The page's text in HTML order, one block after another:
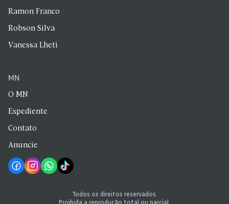
Ramon Franco
Robson Silva
Vanessa Lheti
MN
O MN
Expediente
Contato
Anuncie
Todos os direitos reservados.
Proibida a reprodução total ou parcial.